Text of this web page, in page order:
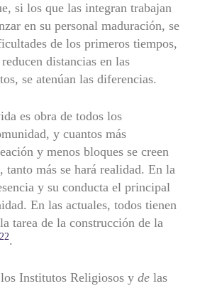
si los que las integran trabajan
en su personal maduración, se
de los primeros tiempos,
distancias en las
se atenúan las diferencias.
es obra de todos los
y cuantos más
y menos bloques se creen
tanto más se hará realidad. En la
y su conducta el principal
En las actuales, todos tienen
tarea de la construcción de la
22.
Institutos Religiosos y de las